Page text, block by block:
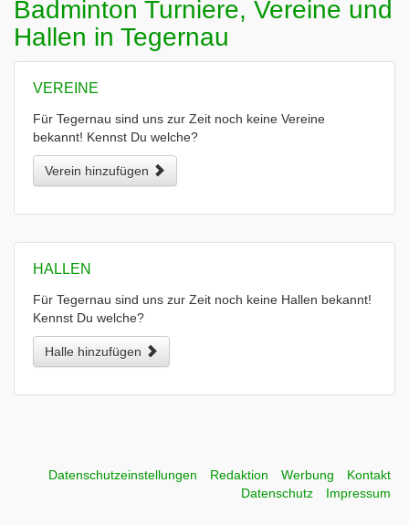
Badminton Turniere, Vereine und
Hallen in Tegernau
VEREINE
Für Tegernau sind uns zur Zeit noch keine Vereine
bekannt! Kennst Du welche?
Verein hinzufügen
HALLEN
Für Tegernau sind uns zur Zeit noch keine Hallen bekannt!
Kennst Du welche?
Halle hinzufügen
Datenschutzeinstellungen Redaktion Werbung
Kontakt
Datenschutz
Impressum